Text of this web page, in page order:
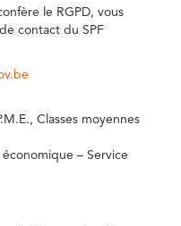
le RGPD, vous
contact du SPF
Classes moyennes
– Service